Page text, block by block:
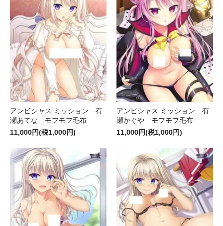
アンビシャス ミッション 有
瀬あてな モフモフ毛布
11,000円(税1,000円)
アンビシャス ミッション 有
瀬かぐや モフモフ毛布
11,000円(税1,000円)